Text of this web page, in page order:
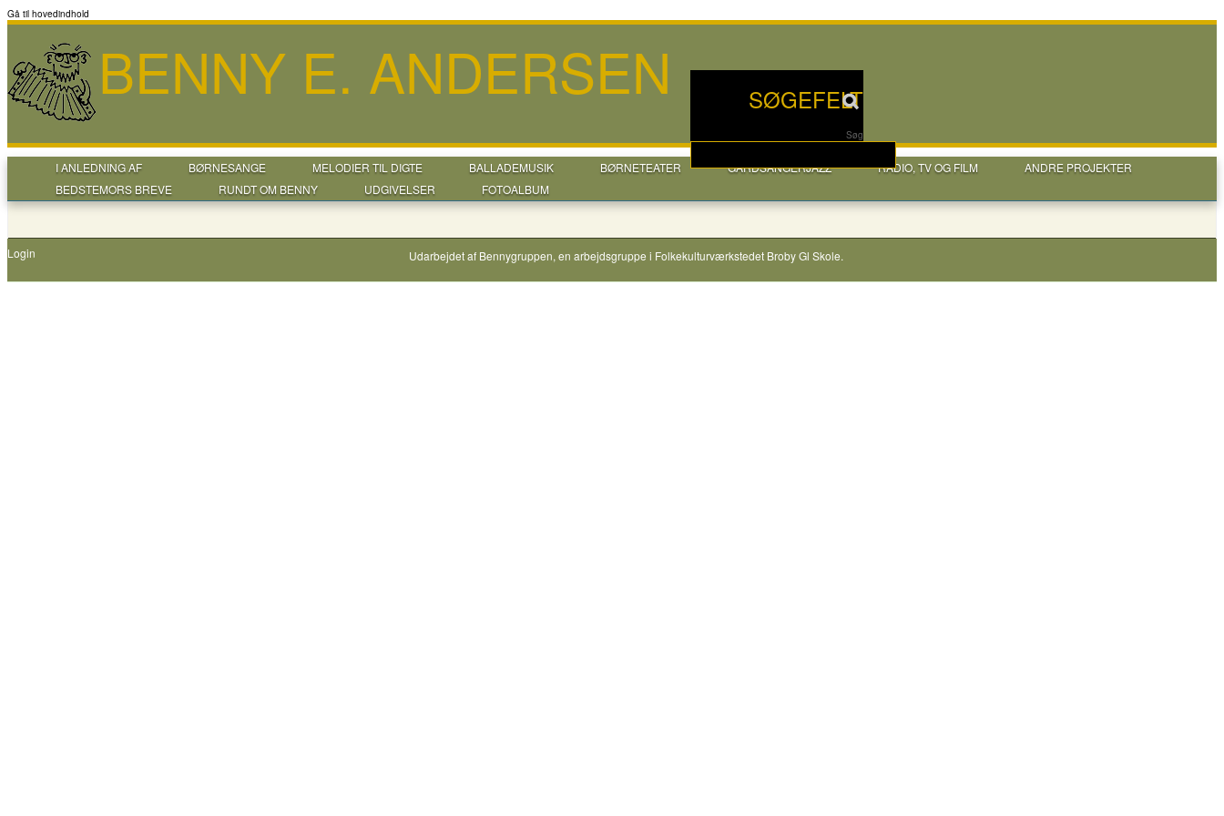
Gå til hovedindhold
SØGEFELT
Søg
BENNY E. ANDERSEN
I ANLEDNING AF BØRNESANGE MELODIER TIL DIGTE BALLADEMUSIK BØRNETEATER GÅRDSANGERJAZZ RADIO, TV OG FILM
ANDRE PROJEKTER
BEDSTEMORS BREVE
RUNDT OM BENNY UDGIVELSER FOTOALBUM
Login Udarbejdet af Bennygruppen, en arbejdsgruppe i Folkekulturværkstedet Broby Gl Skole.